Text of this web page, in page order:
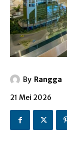
By Rangga
21 Mei 2026